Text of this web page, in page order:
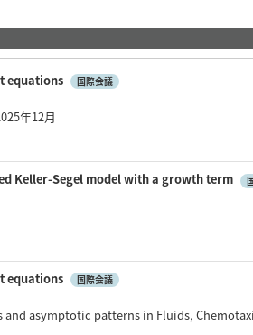
equations 国際会議
年12月
Keller-Segel model with a growth term
equations 国際会議
asymptotic patterns in Fluids,